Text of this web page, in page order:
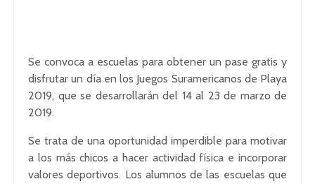
Se convoca a escuelas para obtener un pase gratis y
disfrutar un día en los Juegos Suramericanos de Playa
2019, que se desarrollarán del 14 al 23 de marzo de
2019.
Se trata de una oportunidad imperdible para motivar
a los más chicos a hacer actividad física e incorporar
valores deportivos. Los alumnos de las escuelas que